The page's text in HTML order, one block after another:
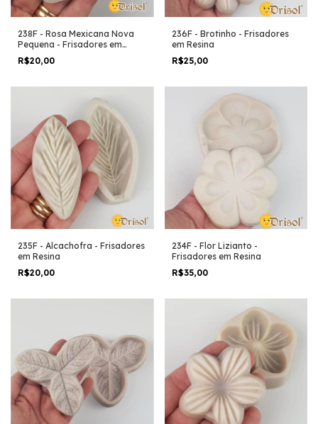
238F - Rosa Mexicana Nova
Pequena - Frisadores em
Resina
R$20,00
236F - Brotinho - Frisadores
em Resina
R$25,00
235F - Alcachofra - Frisadores
em Resina
R$20,00
234F - Flor Lizianto -
Frisadores em Resina
R$35,00